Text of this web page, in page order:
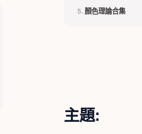
顏色理論合集
主題: